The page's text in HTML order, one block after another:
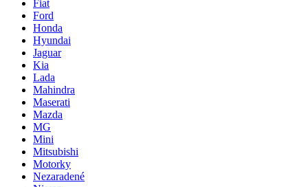
Fiat
Ford
Honda
Hyundai
Jaguar
Kia
Lada
Mahindra
Maserati
Mazda
MG
Mini
Mitsubishi
Motorky
Nezaradené